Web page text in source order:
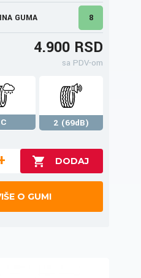
GUMA 8
4.900 RSD
sa PDV-om
C
2 (69dB)
O GUMI